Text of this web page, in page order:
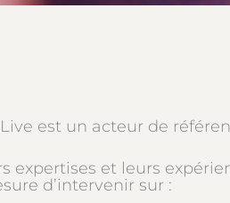
est un acteur de
expertises et leurs
d’intervenir sur :